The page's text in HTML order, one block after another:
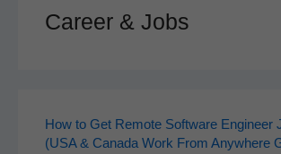
Career & Jobs
How to Get Remote Software Engineer
(USA & Canada Work From Anywhere